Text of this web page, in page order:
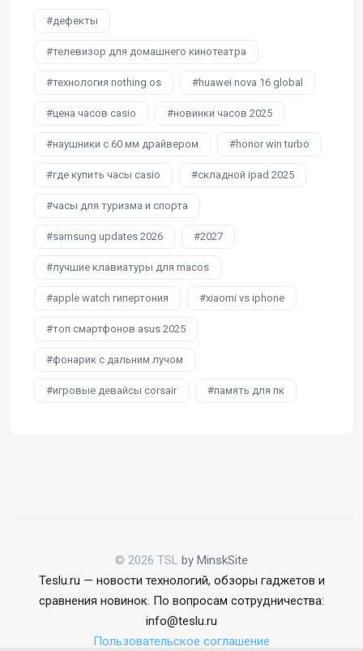
дефекты
телевизор для домашнего кинотеатра
технология nothing os huawei nova 16 global
цена часов casio новинки часов 2025
наушники с 60 мм драйвером honor win turbo
где купить часы casio складной ipad 2025
часы для туризма и спорта
samsung updates 2026 2027
лучшие клавиатуры для macos
apple watch гипертония xiaomi vs iphone
топ смартфонов asus 2025
фонарик с дальним лучом
игровые девайсы corsair память для пк
© 2026 TSL by MinskSite
Teslu.ru — новости технологий, обзоры гаджетов и
сравнения новинок. По вопросам сотрудничества:
info@teslu.ru
Пользовательское соглашение